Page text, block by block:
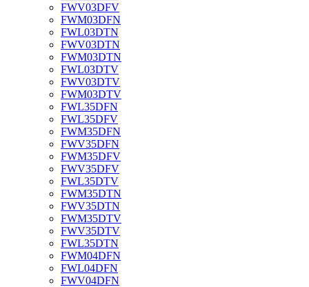
FWV03DFV
FWM03DFN
FWL03DTN
FWV03DTN
FWM03DTN
FWL03DTV
FWV03DTV
FWM03DTV
FWL35DFN
FWL35DFV
FWM35DFN
FWV35DFN
FWM35DFV
FWV35DFV
FWL35DTV
FWM35DTN
FWV35DTN
FWM35DTV
FWV35DTV
FWL35DTN
FWM04DFN
FWL04DFN
FWV04DFN